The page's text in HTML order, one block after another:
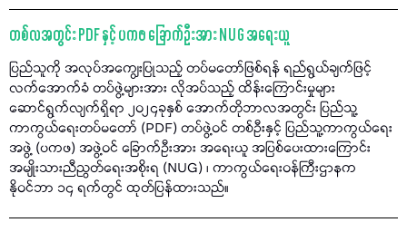
တစ်လအတွင်း PDF နှင့် ပကဖ ခြောက်ဦးအား NUG အရေးယူ
ပြည်သူကို အလုပ်အကျွေးပြုသည့် တပ်မတော်ဖြစ်ရန် ရည်ရွယ်ချက်ဖြင့်
လက်အောက်ခံ တပ်ဖွဲ့များအား လိုအပ်သည့် ထိန်းကြောင်းမှုများ
ဆောင်ရွက်လျက်ရှိရာ ၂၀၂၄ခုနှစ် အောက်တိုဘာလအတွင်း ပြည်သူ့
ကာကွယ်ရေးတပ်မတော် (PDF) တပ်ဖွဲ့ဝင် တစ်ဦးနှင့် ပြည်သူ့ကာကွယ်ရေး
အဖွဲ့ (ပကဖ) အဖွဲ့ဝင် ခြောက်ဦးအား အရေးယူ အပြစ်ပေးထားကြောင်း
အမျိုးသားညီညွတ်ရေးအစိုးရ (NUG) ၊ ကာကွယ်ရေးဝန်ကြီးဌာနက
နိုဝင်ဘာ ၁၄ ရက်တွင် ထုတ်ပြန်ထားသည်။